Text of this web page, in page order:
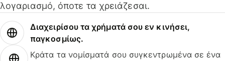
λογαριασμό, όποτε τα χρειάζεσαι.
Διαχειρίσου τα χρήματά σου εν κινήσει,
παγκοσμίως.
Κράτα τα νομίσματά σου συγκεντρωμένα σε ένα